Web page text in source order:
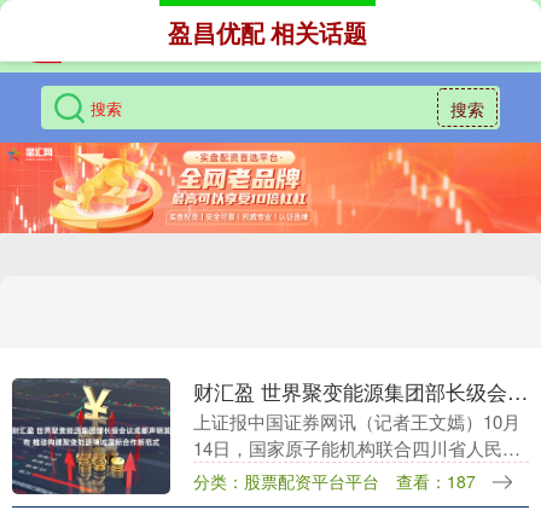
搜索
盈昌优配 相关话题
财汇盈 世界聚变能源集团部长级会议成都声明发布 推动构建聚变能源领域国际合作新范式
上证报中国证券网讯（记者王文嫣）10月
14日，国家原子能机构联合四川省人民政
府、国际原子能机构，在四川省成都市主
办世界聚变能源集团第2次部长级会议，现
分类：股票配资平台平台 查看：187